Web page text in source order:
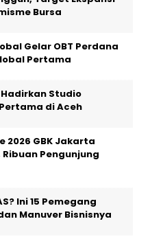
Bursa
Gelar OBT Perdana
Pertama
Studio
di Aceh
2026 GBK Jakarta
Pengunjung
Ini 15 Pemegang
Manuver Bisnisnya